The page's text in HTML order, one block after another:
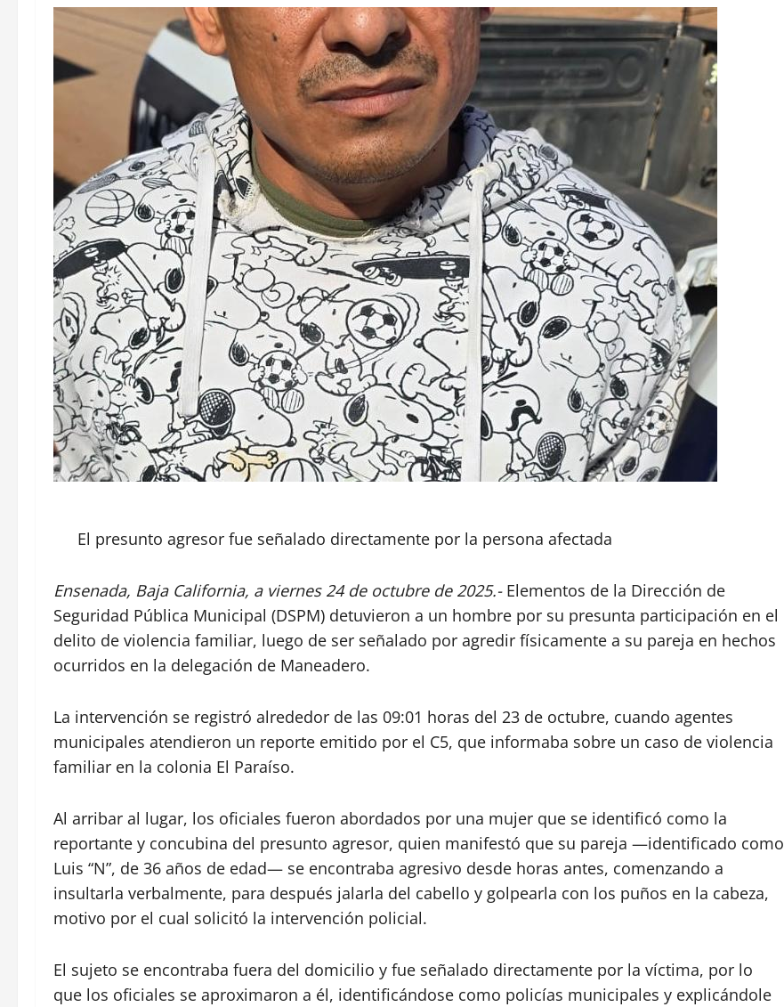
El presunto agresor fue señalado directamente por la persona afectada
Ensenada, Baja California, a viernes 24 de octubre de 2025.-Elementos de la Dirección de
Seguridad Pública Municipal (DSPM) detuvieron a un hombre por su presunta participación en el
delito de violencia familiar, luego de ser señalado por agredir físicamente a su pareja en hechos
ocurridos en la delegación de Maneadero.
La intervención se registró alrededor de las 09:01 horas del 23 de octubre, cuando agentes
municipales atendieron un reporte emitido por el C5, que informaba sobre un caso de violencia
familiar en la colonia El Paraíso.
Al arribar al lugar, los oficiales fueron abordados por una mujer que se identificó como la
reportante y concubina del presunto agresor, quien manifestó que su pareja —identificado como
Luis “N”, de 36 años de edad— se encontraba agresivo desde horas antes, comenzando a
insultarla verbalmente, para después jalarla del cabello y golpearla con los puños en la cabeza,
motivo por el cual solicitó la intervención policial.
El sujeto se encontraba fuera del domicilio y fue señalado directamente por la víctima, por lo
que los oficiales se aproximaron a él, identificándose como policías municipales y explicándole